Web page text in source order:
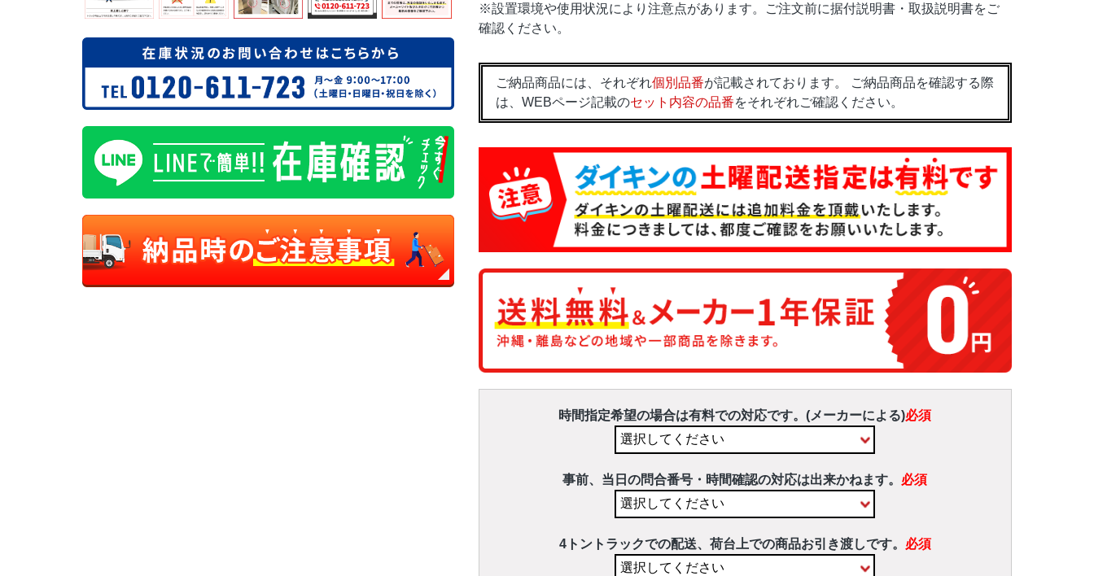
※設置環境や使用状況により注意点があります。ご注文前に据付説明書・取扱説明書をご
確認ください。
ご納品商品には、それぞれ個別品番が記載されております。 ご納品商品を確認する際
は、WEBページ記載のセット内容の品番をそれぞれご確認ください。
時間指定希望の場合は有料での対応です。(メーカーによる)必須
事前、当日の問合番号・時間確認の対応は出来かねます。 必須
4トントラックでの配送、荷台上での商品お引き渡しです。 必須